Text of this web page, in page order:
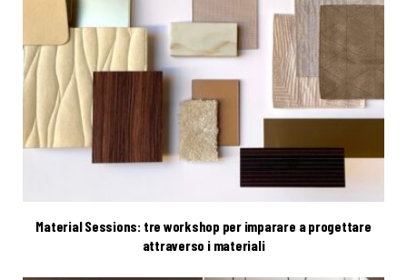
Material Sessions: tre workshop per imparare a progettare
attraverso i materiali